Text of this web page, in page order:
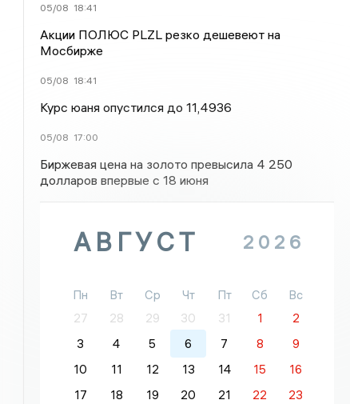
05/08 18:41
Акции ПОЛЮС PLZL резко дешевеют на
Мосбирже
05/08 18:41
Курс юаня опустился до 11,4936
05/08 17:00
Биржевая цена на золото превысила 4 250
долларов впервые с 18 июня
АВГУСТ 2026
Пн Вт Ср Чт Пт Сб
Вс
27
28 29 30 31 1
2
3
4 5 6 7 8
9
10
11 12 13 14 15
16
17
18 19 20 21 22
23